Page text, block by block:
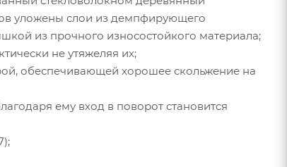
уложены слои из демпфирующего
из прочного износостойкого материала;
не утяжеляя их;
обеспечивающей хорошее скольжение на
ему вход в поворот становится